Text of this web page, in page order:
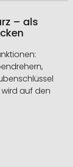
– als
wird auf den